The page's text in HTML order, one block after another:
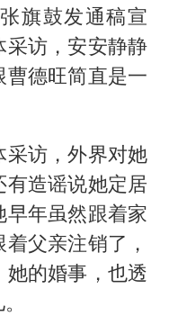
旗鼓发通稿宣
访，安安静静
德旺简直是一
访，外界对她
造谣说她定居
年虽然跟着家
父亲注销了，
的婚事，也透